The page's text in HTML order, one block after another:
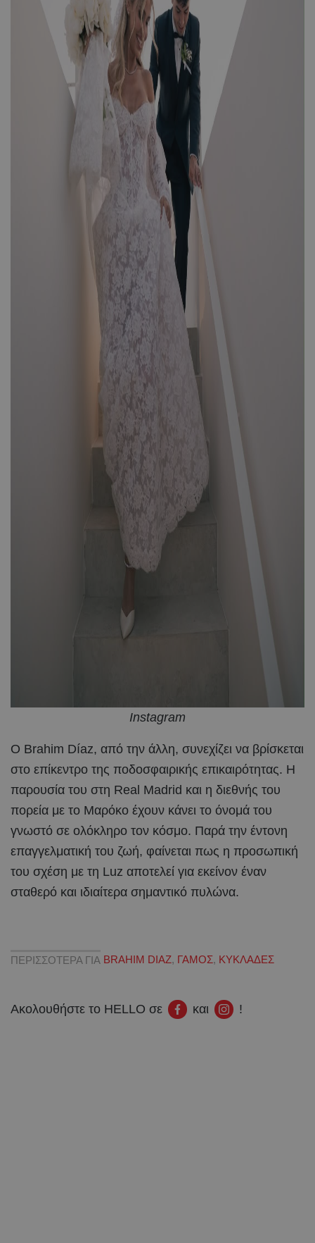
Instagram
Ο Brahim Díaz, από την άλλη, συνεχίζει να βρίσκεται
στο επίκεντρο της ποδοσφαιρικής επικαιρότητας. Η
παρουσία του στη Real Madrid και η διεθνής του
πορεία με το Μαρόκο έχουν κάνει το όνομά του
γνωστό σε ολόκληρο τον κόσμο. Παρά την έντονη
επαγγελματική του ζωή, φαίνεται πως η προσωπική
του σχέση με τη Luz αποτελεί για εκείνον έναν
σταθερό και ιδιαίτερα σημαντικό πυλώνα.
ΠΕΡΙΣΣΟΤΕΡΑ ΓΙΑ BRAHIM DIAZ, ΓΑΜΟΣ, ΚΥΚΛΑΔΕΣ
Ακολουθήστε το HELLO σε και !